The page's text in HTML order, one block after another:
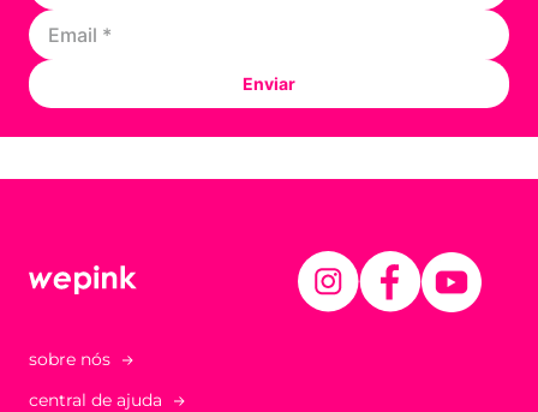
Enviar
sobre nós
central de ajuda